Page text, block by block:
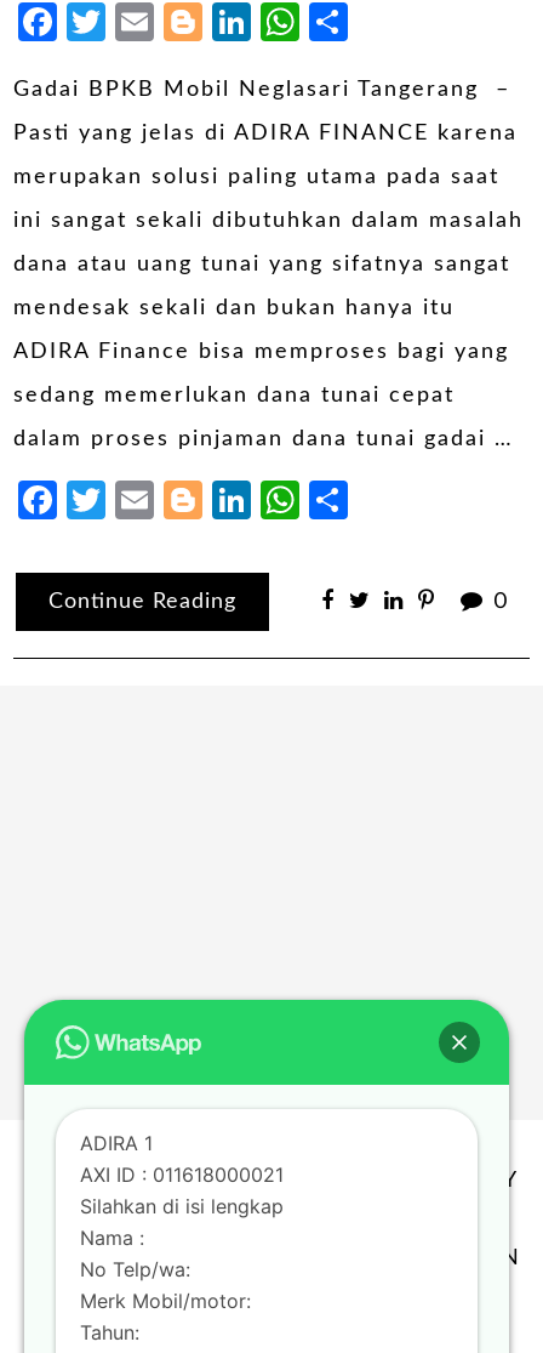
Facebook
Twitter
EmailBlogger
LinkedIn
WhatsApp
Gadai BPKB Mobil Neglasari Tangerang –
Pasti yang jelas di ADIRA FINANCE karena
merupakan solusi paling utama pada saat
ini sangat sekali dibutuhkan dalam masalah
dana atau uang tunai yang sifatnya sangat
mendesak sekali dan bukan hanya itu
ADIRA Finance bisa memproses bagi yang
sedang memerlukan dana tunai cepat
dalam proses pinjaman dana tunai gadai …
Facebook
Twitter
EmailBlogger
LinkedIn
WhatsApp
Continue Reading 0
Copyright @ Adira Finance Berizin dan
Diawasi oleh OTORITAS JASA KEUANGAN
Theme byScissor Themes
ADIRA 1
AXI ID : 011618000021
Silahkan di isi lengkap
Nama :
No Telp/wa:
Merk Mobil/motor:
Tahun: